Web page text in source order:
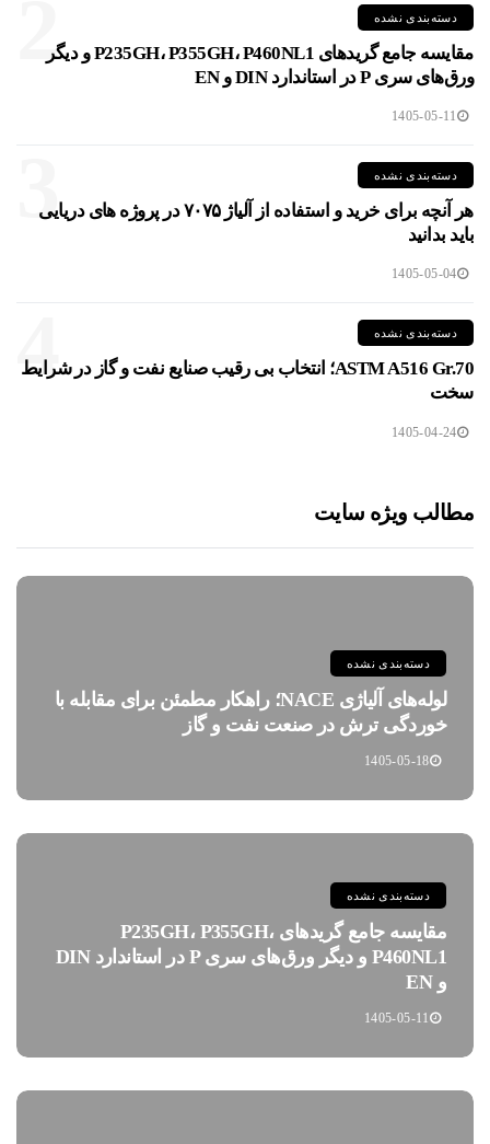
2 دسته‌بندی نشده
مقایسه جامع گریدهای P235GH، P355GH، P460NL1 و دیگر
ورق‌های سری P در استاندارد DIN و EN
1405-05-11
3 دسته‌بندی نشده
هر آنچه برای خرید و استفاده از آلیاژ ۷۰۷۵ در پروژه های دریایی
باید بدانید
1405-05-04
4 دسته‌بندی نشده
ASTM A516 Gr.70؛ انتخاب بی رقیب صنایع نفت و گاز در شرایط
سخت
1405-04-24
مطالب ویژه سایت
دسته‌بندی نشده
لوله‌های آلیاژی NACE؛ راهکار مطمئن برای مقابله با
خوردگی ترش در صنعت نفت و گاز
1405-05-18
دسته‌بندی نشده
مقایسه جامع گریدهای P235GH، P355GH،
P460NL1 و دیگر ورق‌های سری P در استاندارد DIN
و EN
1405-05-11